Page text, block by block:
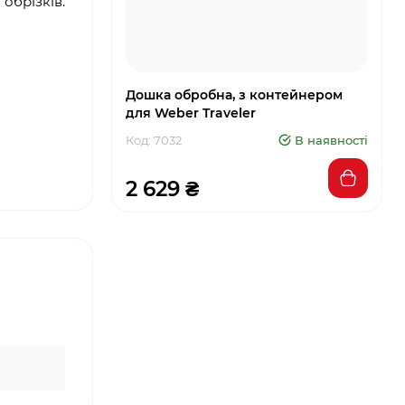
Дошка обробна, з контейнером
для Weber Traveler
Код: 7032 В наявності
2 629 ₴